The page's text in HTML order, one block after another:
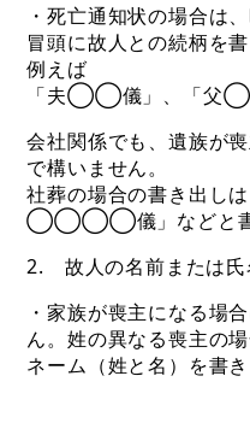
・死亡通知状の場合は
冒頭に故人との続柄を書
例えば
「夫◯◯儀」、「父
会社関係でも、遺族が
で構いません。
社葬の場合の書き出し
◯◯◯◯儀」などと書
2. 故人の名前または氏
・家族が喪主になる場
ん。姓の異なる喪主の
ネーム（姓と名）を書き